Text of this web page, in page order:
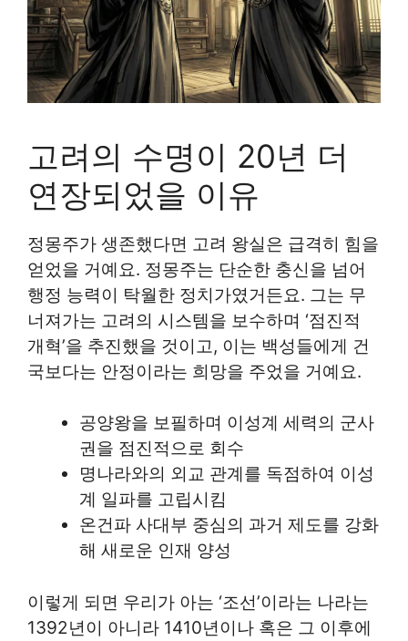
고려의 수명이 20년 더
연장되었을 이유
정몽주가 생존했다면 고려 왕실은 급격히 힘을
얻었을 거예요. 정몽주는 단순한 충신을 넘어
행정 능력이 탁월한 정치가였거든요. 그는 무
너져가는 고려의 시스템을 보수하며 ‘점진적
개혁’을 추진했을 것이고, 이는 백성들에게 건
국보다는 안정이라는 희망을 주었을 거예요.
공양왕을 보필하며 이성계 세력의 군사
권을 점진적으로 회수
명나라와의 외교 관계를 독점하여 이성
계 일파를 고립시킴
온건파 사대부 중심의 과거 제도를 강화
해 새로운 인재 양성
이렇게 되면 우리가 아는 ‘조선’이라는 나라는
1392년이 아니라 1410년이나 혹은 그 이후에